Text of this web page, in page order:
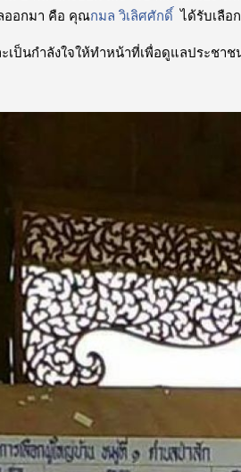
ออกมา คือ คุณกมล วิเลิศศักดิ์ ได้รับเลือ
เป็นกำลังใจให้ทำหน้าที่เพื่อดูแลประชาช